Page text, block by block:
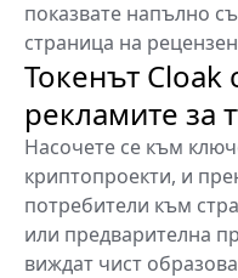
показвате напълно
страница на
Токенът Cloak
рекламите за
Насочете се към
криптопроекти, и
потребители към
или предварителна
виждат чист